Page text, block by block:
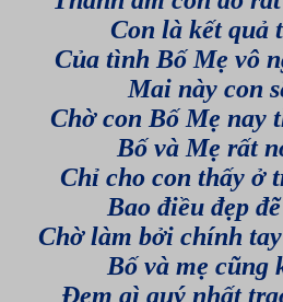
Con là kết quả
Của tình Bố Mẹ vô
Mai này con
Chờ con Bố Mẹ nay
Bố và Mẹ rất
Chỉ cho con thấy ở
Bao điều đẹp
Chờ làm bởi chính
Bố và mẹ cũng
Đem gì quý nhất